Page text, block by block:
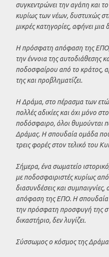
συγκεντρώνει την αγάπη και
κυρίως των νέων, δυστυχώς
μικρές κατηγορίες, αφήνει μια
Η πρόσφατη απόφαση της
την έννοια της αυτοδιάθεσης
ποδοσφαίρου από το κράτος,
της και προβληματίζει.
Η Δράμα, στο πέρασμα των
πολλές αδικίες και όχι μόνο
ποδόσφαιρο, όλοι θυμούνται
Δράμας. Η σπουδαία ομάδα
τρεις φορές στον τελικό του
Σήμερα, ένα σωματείο
με ποδοσφαιριστές κυρίως
διασυνδέσεις και
απόφαση της ΕΠΟ. Η σπουδαία
την πρόσφατη προσφυγή της
δικαστήριο, δεν λυγίζει.
Σύσσωμος ο κόσμος της